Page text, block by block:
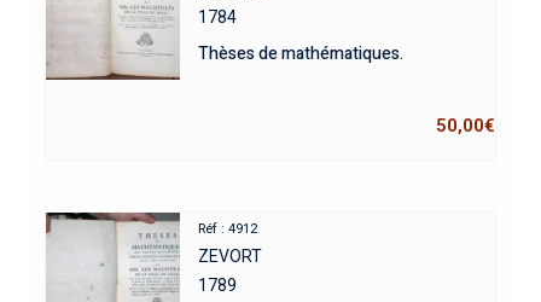
1784
Thèses de mathématiques.
50,00€
Réf : 4912
ZEVORT
1789